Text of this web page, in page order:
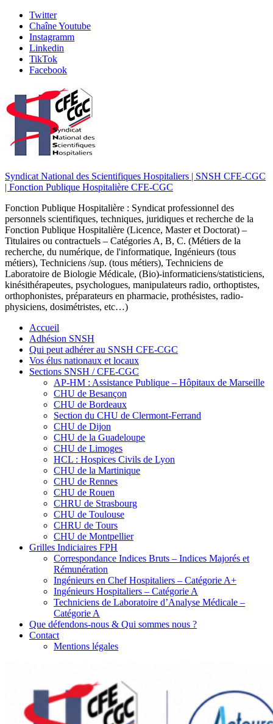
Skip
content
Twitter
Chaîne Youtube
Instagramm
Linkedin
TikTok
Facebook
Syndicat National des Scientifiques Hospitaliers | SNSH CFE-CGC
| Fonction Publique Hospitalière CFE-CGC
Fonction Publique Hospitalière : Syndicat professionnel des
personnels scientifiques, techniques, juridiques et recherche de la
Fonction Publique Hospitalière (Licence, Master et Doctorat) –
Titulaires ou contractuels – Catégories A, B, C. (Métiers de la
recherche, du numérique, de l'informatique, Ingénieurs (tous
métiers), Techniciens /sup. (tous métiers), Techniciens de
Laboratoire de Biologie Médicale, (Bio)-informaticiens/statisticiens,
kinésithérapeutes, psychologues, manipulateurs radio, orthoptistes,
orthophonistes, préparateurs en pharmacie, prothésistes, radio-
physiciens, dosimétristes, etc…)
Accueil
Adhésion SNSH
Qui peut adhérer au SNSH CFE-CGC
Vos élus nationaux et locaux
Sections SNSH / CFE-CGC
AP-HM : Assistance Publique – Hôpitaux de Marseille
CHU de Besançon
CHU de Bordeaux
Section du CHU de Clermont-Ferrand
CHU de Dijon
CHU de la Guadeloupe
CHU de Limoges
HCL : Hospices Civils de Lyon
CHU de la Martinique
CHU de Rennes
CHU de Rouen
CHRU de Strasbourg
CHU de Toulouse
CHRU de Tours
CHU de Montpellier
Grilles Indiciaires FPH
Correspondance Indices Bruts – Indices Majorés et
Rémunération
Ingénieurs en Chef Hospitaliers – Catégorie A+
Ingénieurs Hospitaliers – Catégorie A
Techniciens de Laboratoire d’Analyse Médicale –
Catégorie A
Que défendons-nous & Qui sommes nous ?
Contact
Mentions légales